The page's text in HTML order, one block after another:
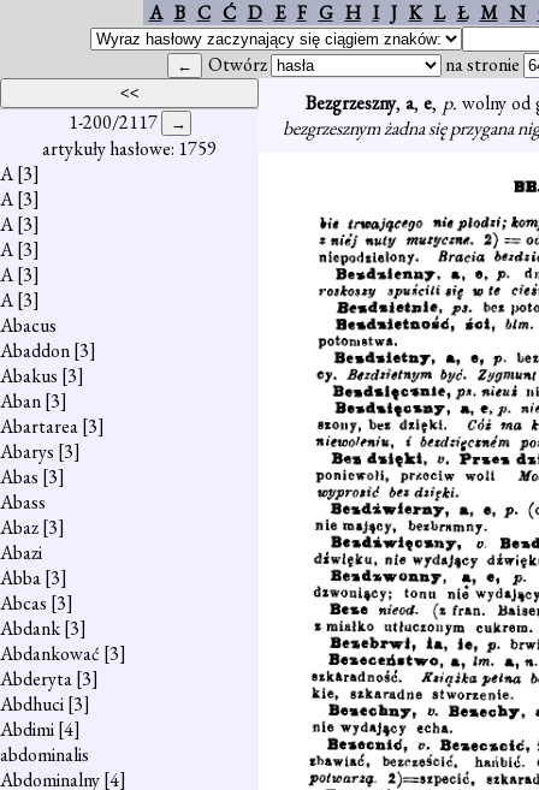
A B C Ć D E F G H I J K L Ł M N
Otwórz na stronie
1-200/2117
artykuły hasłowe: 1759
A[3]
A[3]
A[3]
A[3]
A[3]
A[3]
Abacus
Abaddon[3]
Abakus [3]
Aban[3]
Abartarea[3]
Abarys [3]
Abas [3]
Abass
Abaz[3]
Abazi
Abba[3]
Abcas [3]
Abdank[3]
Abdankować [3]
Abderyta[3]
Abdhuci[3]
Abdimi[4]
abdominalis
Abdominalny[4]
Bezgrzeszny,a,e, p. wolny od
bezgrzesznym żadna się przygana